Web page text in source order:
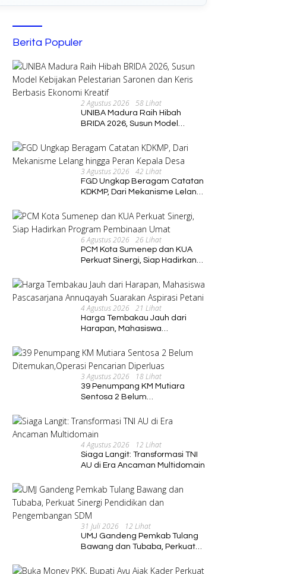
Berita Populer
2 Agustus 2026 58 Lihat
UNIBA Madura Raih Hibah
BRIDA 2026, Susun Model
dan Keris Berbasis Ekonomi
Kreatif
3 Agustus 2026 42 Lihat
FGD Ungkap Beragam Catatan
KDKMP, Dari Mekanisme Lelang
6 Agustus 2026 26 Lihat
PCM Kota Sumenep dan KUA
Perkuat Sinergi, Siap Hadirkan
4 Agustus 2026 21 Lihat
Harga Tembakau Jauh dari
Harapan, Mahasiswa
Suarakan Aspirasi Petani
3 Agustus 2026 18 Lihat
39 Penumpang KM Mutiara
Sentosa 2 Belum
Diperluas
4 Agustus 2026 12 Lihat
Siaga Langit: Transformasi TNI
AU di Era Ancaman Multidomain
31 Juli 2026 12 Lihat
UMJ Gandeng Pemkab Tulang
Bawang dan Tubaba, Perkuat
Pengembangan SDM